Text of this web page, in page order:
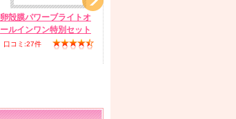
卵殻膜パワーブライトオ
ールインワン特別セット
口コミ:27件